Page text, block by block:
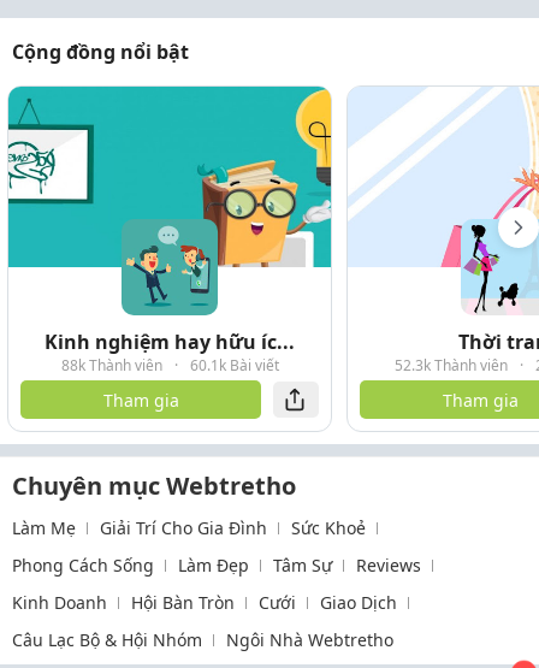
Cộng đồng nổi bật
Kinh nghiệm hay hữu íc...
88k Thành viên · 60.1k Bài viết
Tham gia
Thời
52.3k Thành viên ·
Tham gia
Chuyên mục Webtretho
Làm Mẹ Giải Trí Cho Gia Đình
Sức Khoẻ
Phong Cách Sống
Làm Đẹp Tâm Sự
Reviews
Kinh Doanh
Hội Bàn Tròn Cưới
Giao Dịch
Câu Lạc Bộ & Hội Nhóm
Ngôi Nhà Webtretho